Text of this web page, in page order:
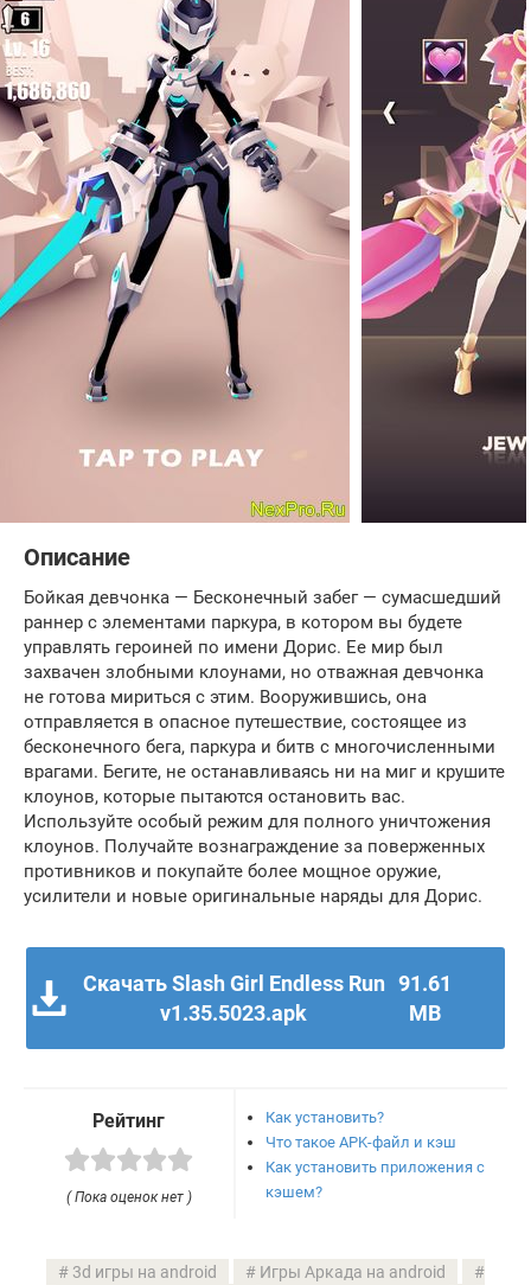
Описание
Бойкая девчонка — Бесконечный забег — сумасшедший
раннер с элементами паркура, в котором вы будете
управлять героиней по имени Дорис. Ее мир был
захвачен злобными клоунами, но отважная девчонка
не готова мириться с этим. Вооружившись, она
отправляется в опасное путешествие, состоящее из
бесконечного бега, паркура и битв с многочисленными
врагами. Бегите, не останавливаясь ни на миг и крушите
клоунов, которые пытаются остановить вас.
Используйте особый режим для полного уничтожения
клоунов. Получайте вознаграждение за поверженных
противников и покупайте более мощное оружие,
усилители и новые оригинальные наряды для Дорис.
Скачать Slash Girl Endless Run
v1.35.5023.apk
91.61
MB
Рейтинг
( Пока оценок нет )
Как установить?
Что такое APK-файл и кэш
Как установить приложения с
кэшем?
3d игры на android
Игры Аркада на android